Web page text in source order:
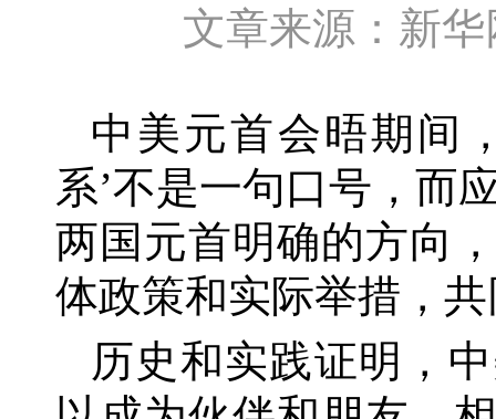
文章来源：
中美元首会晤期间
系’不是一句口号，而
两国元首明确的方向
体政策和实际举措，
历史和实践证明，